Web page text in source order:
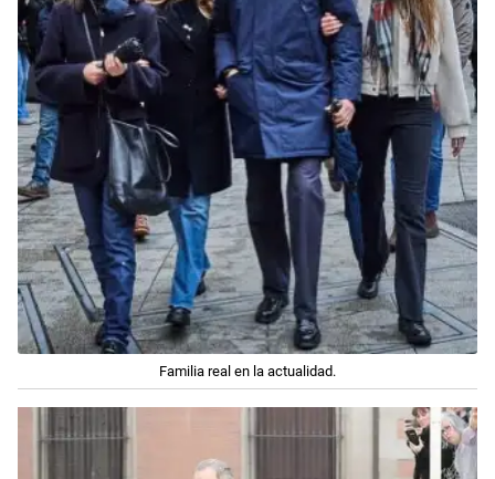
Familia real en la actualidad.